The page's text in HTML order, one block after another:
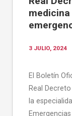
3 JULIO, 2024
El Boletín
Real
la